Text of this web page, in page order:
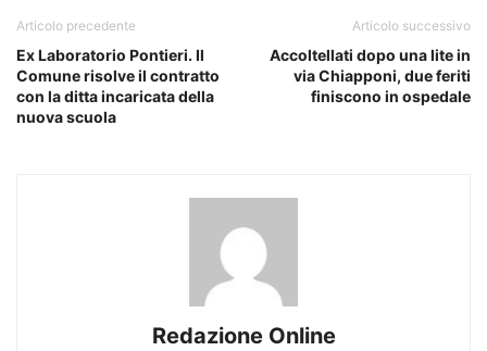
Articolo precedente
Ex Laboratorio Pontieri. Il
Comune risolve il contratto
con la ditta incaricata della
nuova scuola
Articolo successivo
Accoltellati dopo una lite in
via Chiapponi, due feriti
finiscono in ospedale
Redazione Online